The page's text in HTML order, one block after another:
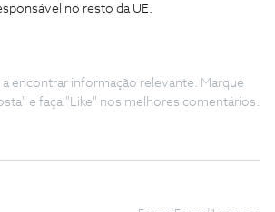
no resto da UE.
encontrar informação relevante. Marque
e faça "Like" nos melhores comentários.